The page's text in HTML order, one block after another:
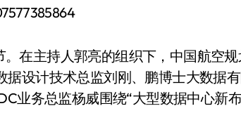
在主持人郭亮的组织下，中国航空
设计技术总监刘刚、鹏博士大数据
业务总监杨威围绕“大型数据中心新